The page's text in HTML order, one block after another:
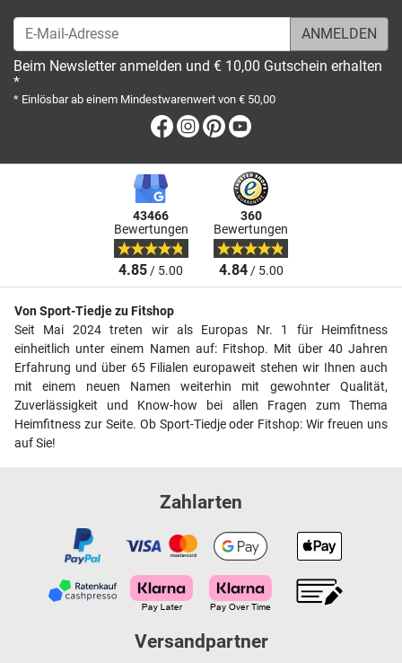
E-Mail-Adresse
Beim Newsletter anmelden und € 10,00 Gutschein erhalten
*
* Einlösbar ab einem Mindestwarenwert von € 50,00
Facebook
Instagram
Pinterest
43466
Bewertungen
4.85/ 5.00
360
Bewertungen
4.84/ 5.00
Von Sport-Tiedje zu Fitshop
Seit Mai 2024 treten wir als Europas Nr. 1 für Heimfitness
einheitlich unter einem Namen auf: Fitshop. Mit über 40 Jahren
Erfahrung und über 65 Filialen europaweit stehen wir Ihnen auch
mit einem neuen Namen weiterhin mit gewohnter Qualität,
Zuverlässigkeit und Know-how bei allen Fragen zum Thema
Heimfitness zur Seite. Ob Sport-Tiedje oder Fitshop: Wir freuen uns
auf Sie!
Zahlarten
Versandpartner